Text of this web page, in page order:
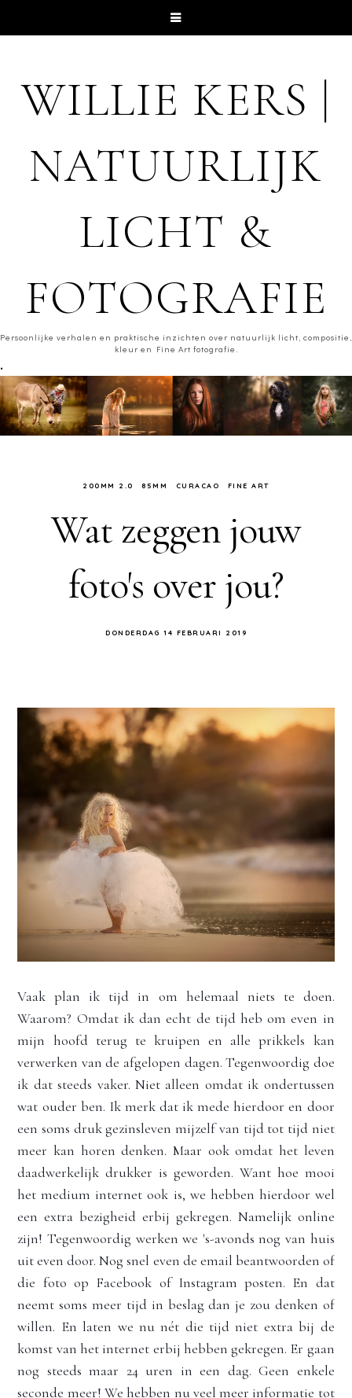
WILLIE KERS |
NATUURLIJK
LICHT &
FOTOGRAFIE
Persoonlijke verhalen en praktische inzichten over natuurlijk licht, compositie,
kleur en Fine Art fotografie.
.
200MM 2.0 85MM CURACAO FINE ART
Wat zeggen jouw
foto's over jou?
DONDERDAG 14 FEBRUARI 2019
Vaak plan ik tijd in om helemaal niets te doen.
Waarom? Omdat ik dan echt de tijd heb om even in
mijn hoofd terug te kruipen en alle prikkels kan
verwerken van de afgelopen dagen. Tegenwoordig doe
ik dat steeds vaker. Niet alleen omdat ik ondertussen
wat ouder ben. Ik merk dat ik mede hierdoor en door
een soms druk gezinsleven mijzelf van tijd tot tijd niet
meer kan horen denken. Maar ook omdat het leven
daadwerkelijk drukker is geworden. Want hoe mooi
het medium internet ook is, we hebben hierdoor wel
een extra bezigheid erbij gekregen. Namelijk online
zijn! Tegenwoordig werken we 's-avonds nog van huis
uit even door. Nog snel even de email beantwoorden of
die foto op Facebook of Instagram posten. En dat
neemt soms meer tijd in beslag dan je zou denken of
willen. En laten we nu nét die tijd niet extra bij de
komst van het internet erbij hebben gekregen. Er gaan
nog steeds maar 24 uren in een dag. Geen enkele
seconde meer! We hebben nu veel meer informatie tot